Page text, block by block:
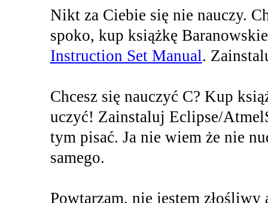
Nikt za Ciebie się nie nauczy.
spoko, kup książkę
Instruction Set Manual.
Chcesz się nauczyć C? Kup
uczyć! Zainstaluj Eclipse/
tym pisać. Ja nie wiem że nie
samego.
Powtarzam, nie jestem